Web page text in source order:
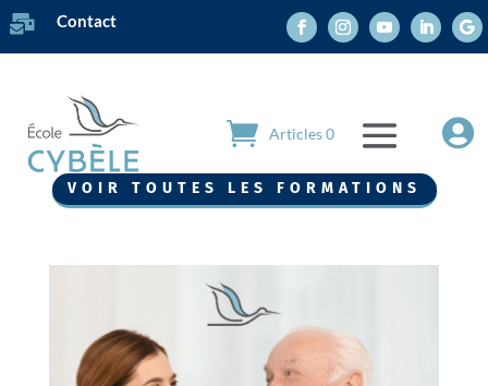
 Contact
Articles 0 
VOIR TOUTES LES FORMATIONS